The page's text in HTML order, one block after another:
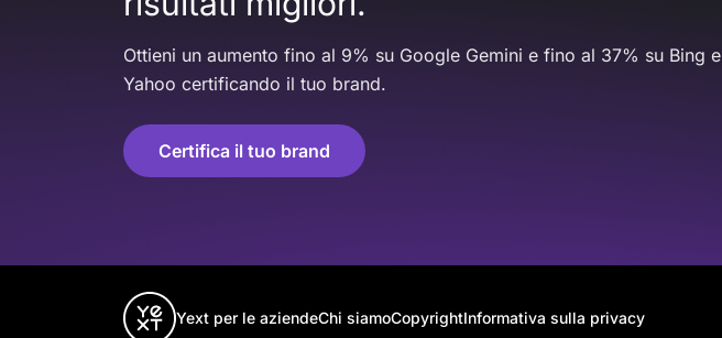
Ottieni un aumento fino al 9% su Google Gemini e fino al 37% su Bing e
Yahoo certificando il tuo brand.
Certifica il tuo brand
Yext per le aziendeChi siamoCopyrightInformativa sulla privacy